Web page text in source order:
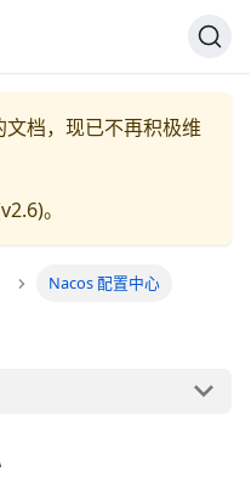
文档，现已不再积极维
v2.6)。
Nacos 配置中心